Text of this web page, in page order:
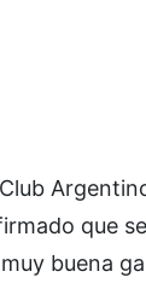
que
buena